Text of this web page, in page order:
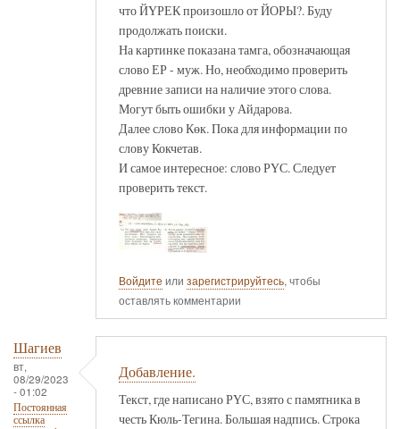
что ЙҮРЕК произошло от ЙОРЫ?. Буду
продолжать поиски.
На картинке показана тамга, обозначающая
слово ЕР - муж. Но, необходимо проверить
древние записи на наличие этого слова.
Могут быть ошибки у Айдарова.
Далее слово Көк. Пока для информации по
слову Кокчетав.
И самое интересное: слово РҮС. Следует
проверить текст.
Войдите или зарегистрируйтесь, чтобы
оставлять комментарии
Шагиев
вт,
08/29/2023
- 01:02
Постоянная
ссылка
Добавление.
Текст, где написано РҮС, взято с памятника в
честь Кюль-Тегина. Большая надпись. Строка